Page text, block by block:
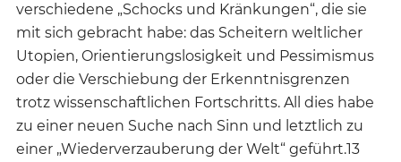
verschiedene „Schocks und Kränkungen“, die sie
mit sich gebracht habe: das Scheitern weltlicher
Utopien, Orientierungslosigkeit und Pessimismus
oder die Verschiebung der Erkenntnisgrenzen
trotz wissenschaftlichen Fortschritts. All dies habe
zu einer neuen Suche nach Sinn und letztlich zu
einer „Wiederverzauberung der Welt“ geführt.13